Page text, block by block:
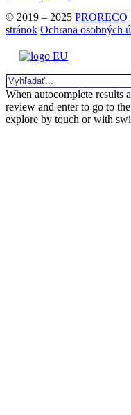
© 2019 – 2025 PRORECO
stránok Ochrana osobných
When autocomplete results
review and enter to go to
explore by touch or with